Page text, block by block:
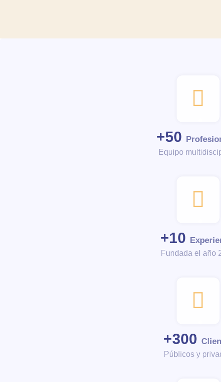
+50
Equipo
+10
Fundada el año
+300
Públicos y